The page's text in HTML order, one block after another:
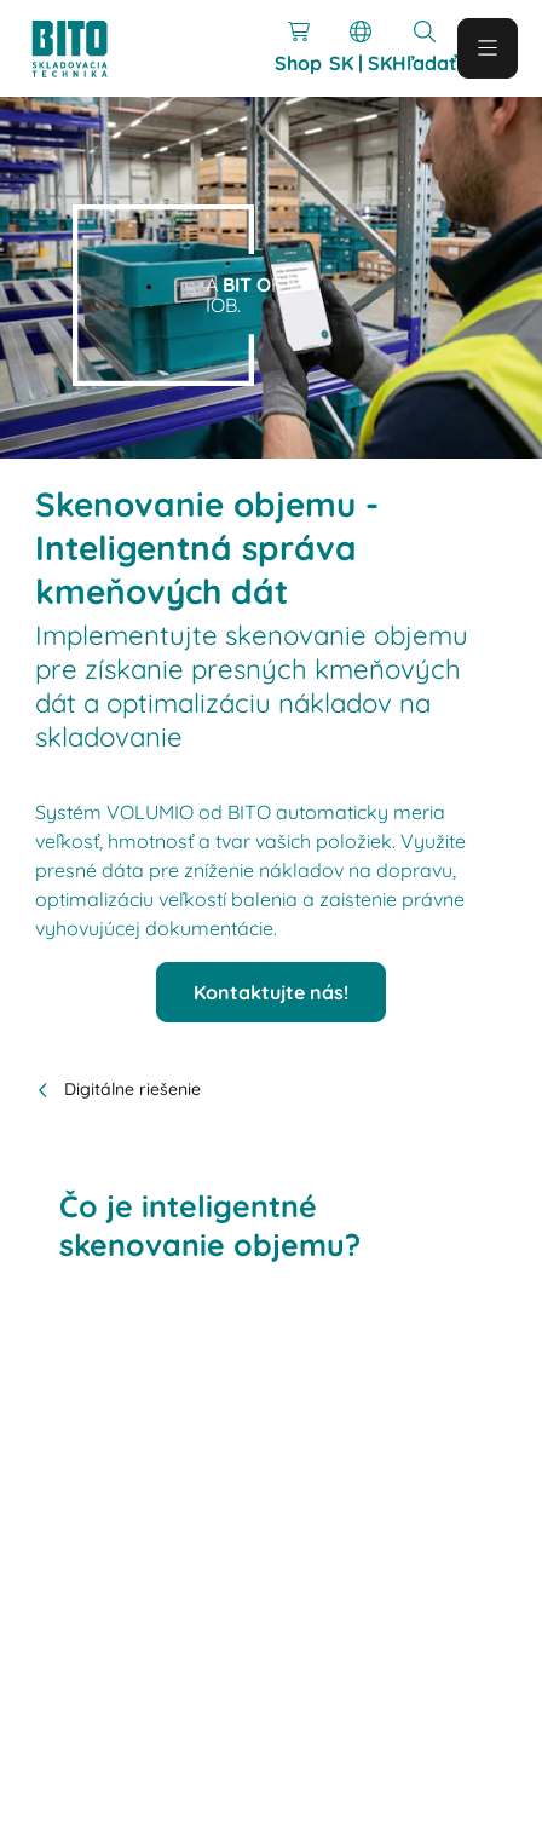
Shop SK | SKHľadať
ABIT OF
IOB.
Skenovanie objemu -
Inteligentná správa
kmeňových dát
Implementujte skenovanie objemu
pre získanie presných kmeňových
dát a optimalizáciu nákladov na
skladovanie
Systém VOLUMIO od BITO automaticky meria
veľkosť, hmotnosť a tvar vašich položiek. Využite
presné dáta pre zníženie nákladov na dopravu,
optimalizáciu veľkostí balenia a zaistenie právne
vyhovujúcej dokumentácie.
Kontaktujte nás!
Digitálne riešenie
Čo je inteligentné
skenovanie objemu?